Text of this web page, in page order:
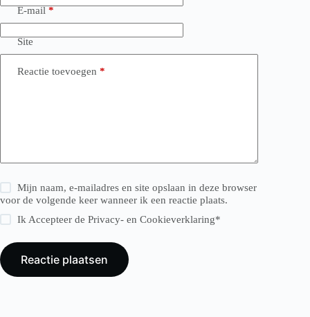
E-mail*
Site
Reactie toevoegen *
Mijn naam, e-mailadres en site opslaan in deze browser
voor de volgende keer wanneer ik een reactie plaats.
Ik Accepteer dePrivacy- en Cookieverklaring *
Reactie plaatsen